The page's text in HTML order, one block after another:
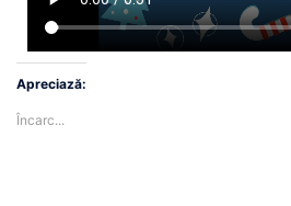
Apreciază:
Încarc...